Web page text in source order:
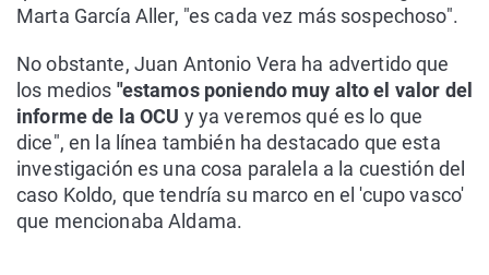
Marta García Aller, "es cada vez más sospechoso".
No obstante, Juan Antonio Vera ha advertido que
los medios "estamos poniendo muy alto el valor del
informe de la OCU y ya veremos qué es lo que
dice", en la línea también ha destacado que esta
investigación es una cosa paralela a la cuestión del
caso Koldo, que tendría su marco en el 'cupo vasco'
que mencionaba Aldama.